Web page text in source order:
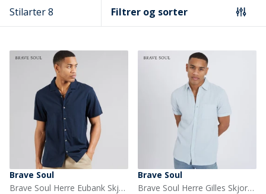
Stilarter 8 Filtrer og sorter
Brave Soul
Brave Soul Herre Eubank Skjorte Blå
Brave Soul
Brave Soul Herre Gilles Skjorter med korte ærmer Babyblå